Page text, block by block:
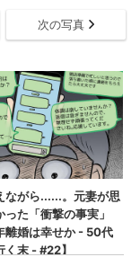
次の写真